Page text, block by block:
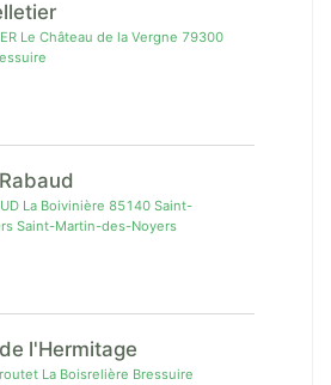
Le Château de la Vergne 79300
La Boivinière 85140 Saint-
Saint-Martin-des-Noyers
l'Hermitage
La Boisrelière Bressuire